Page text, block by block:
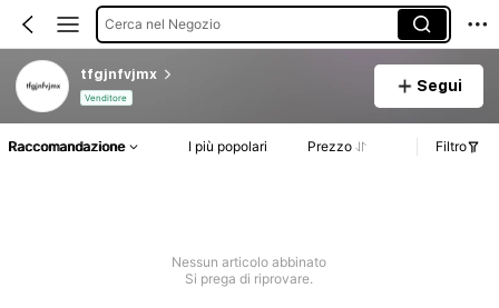
Cerca nel Negozio
tfgjnfvjmx
Venditore
Segui
Raccomandazione I più popolari Prezzo Filtro
Nessun articolo abbinato
Si prega di riprovare.